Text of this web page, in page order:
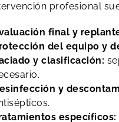
profesional
final y
del equipo y
y clasificación:
y
específicos: